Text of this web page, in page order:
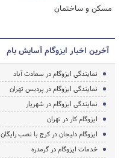
مسکن و ساختمان
آخرین اخبار ایزوگام آسایش بام
نمایندگی ایزوگام در سعادت آباد
نمایندگی ایزوگام در پردیس تهران
نمایندگی ایزوگام در شهریار
ایزوگام کار در تهران
ایزوگام دلیجان در کرج با نصب رایگان
خدمات ایزوگام در گرمدره